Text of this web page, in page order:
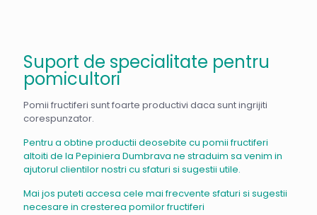
Suport de specialitate pentru
pomicultori
Pomii fructiferi sunt foarte productivi daca sunt ingrijiti
corespunzator.
Pentru a obtine productii deosebite cu pomii fructiferi
altoiti de la Pepiniera Dumbrava ne straduim sa venim in
ajutorul clientilor nostri cu sfaturi si sugestii utile.
Mai jos puteti accesa cele mai frecvente sfaturi si sugestii
necesare in cresterea pomilor fructiferi